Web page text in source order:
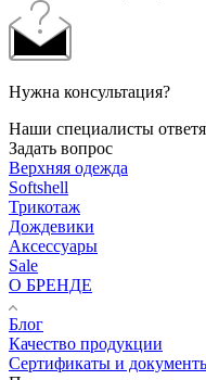
Нужна консультация?
Наши специалисты
Задать вопрос
Верхняя одежда
Softshell
Трикотаж
Дождевики
Аксессуары
Sale
О БРЕНДЕ
Блог
Качество продукции
Сертификаты и